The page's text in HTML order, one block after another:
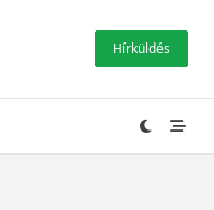
Hírküldés